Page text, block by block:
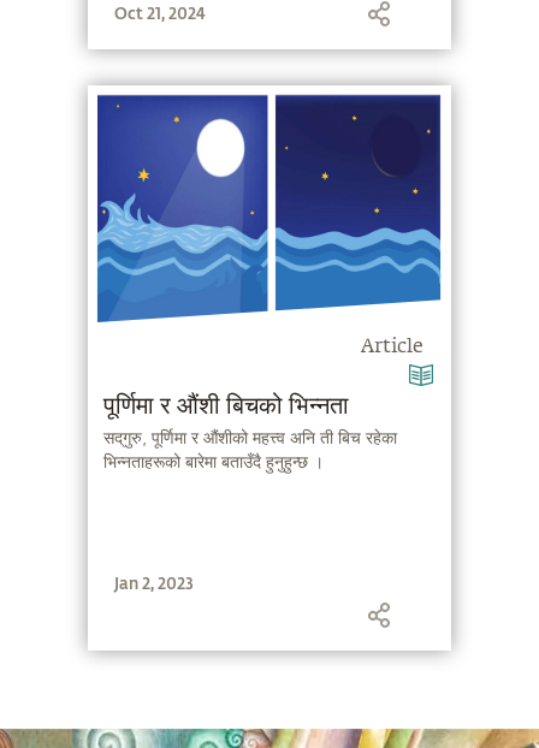
Oct 21, 2024
Article
पूर्णिमा र औंशी बिचको भिन्नता
सद्‌गुरु, पूर्णिमा र औंशीको महत्त्व अनि ती बिच रहेका
भिन्नताहरूको बारेमा बताउँदै हुनुहुन्छ ।
Jan 2, 2023